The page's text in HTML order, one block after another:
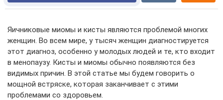
Яичниковые миомы и кисты являются проблемой многих
женщин. Во всем мире, у тысяч женщин диагностируется
этот диагноз, особенно у молодых людей и те, кто входит
в менопаузу. Кисты и миомы обычно появляются без
видимых причин. В этой статье мы будем говорить о
мощной встряске, которая заканчивает с этими
проблемами со здоровьем.